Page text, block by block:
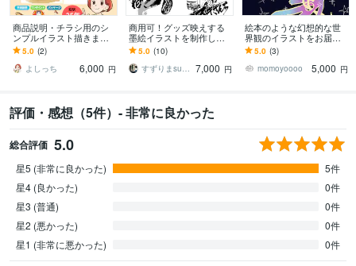
商品説明・チラシ用のシ
ンプルイラスト描きます
商品の魅力が伝わる人物
イラスト制作
5.0 (2)
よしっち
6,000 円
商用可！グッズ映えする
墨絵イラストを制作しま
す VTuberグッズ・Tシャ
ツ・ステッカー制作にも
実績多数
5.0 (10)
すずりまsuzurima 7,000 円
絵本のような幻想的な世
界観のイラストをお届け
します 人物も動物もデフ
ォルメもOK。どんなテイ
ストでも対応可能！
5.0 (3)
momoyoooo
5,000 円
評価・感想（5件）- 非常に良かった
総合評価 5.0
星5 (非常に良かった)
5件
星4 (良かった)
0件
星3 (普通)
0件
星2 (悪かった)
0件
星1 (非常に悪かった)
0件